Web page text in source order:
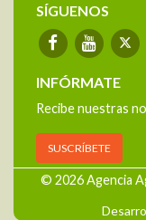
SÍGUENOS
INFÓRMATE
Recibe nuestras
SUSCRÍBETE
© 2026 Agencia